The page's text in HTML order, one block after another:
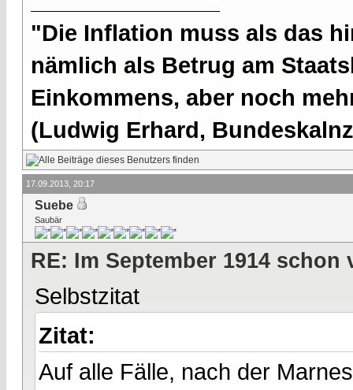
"Die Inflation muss als das
nämlich als Betrug am
Einkommens, aber noch
(Ludwig Erhard,
17.09.2013, 20:17
Suebe
Saubär
RE: Im September 1914 schon
Selbstzitat
Zitat:
Auf alle Fälle, nach der